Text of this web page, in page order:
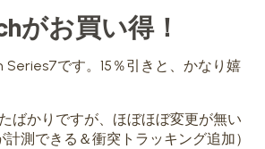
がお買い得！
Series7です。15％引きと、かなり嬉
ばかりですが、ほぼほぼ変更が無い
測できる＆衝突トラッキング追加）